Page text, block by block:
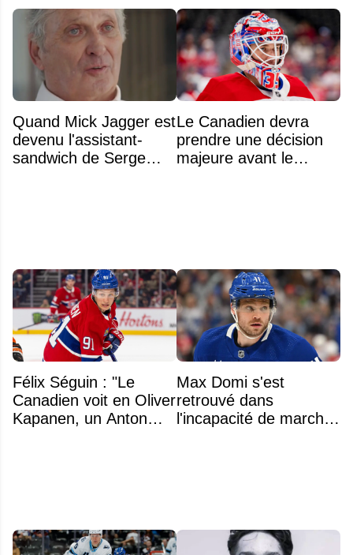
Quand Mick Jagger est
devenu l'assistant-
sandwich de Serge
Le Canadien devra
prendre une décision
majeure avant le
Félix Séguin : "Le
Canadien voit en Oliver
Kapanen, un Anton
Max Domi s'est
retrouvé dans
l'incapacité de marcher